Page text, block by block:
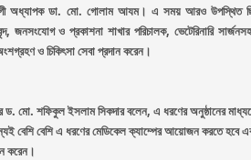
অধ্যাপক ডা. মো. গোলাম আযম। এ সময় আরও উপস্থিত
জনসংযোগ ও প্রকাশনা শাখার পরিচালক, ভেটেরিনারি
ও চিকিৎসা সেবা প্রদান করেন।
মো. শফিকুল ইসলাম সিকদার বলেন, এ ধরণের অনুষ্ঠানের মাধ্যমে
বেশি বেশি এ ধরণের মেডিকেল ক্যাম্পের আয়োজন করতে হবে
করেন।